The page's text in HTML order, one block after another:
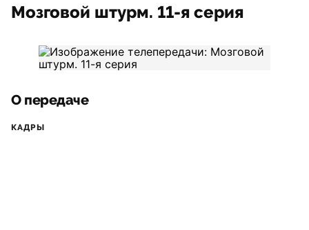
Мозговой штурм. 11-я серия
О передаче
КАДРЫ